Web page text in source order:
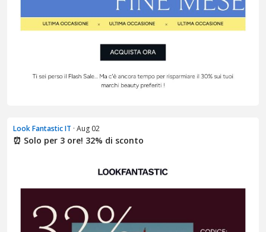
Look Fantastic IT · Aug 02
⏰ Solo per 3 ore! 32% di sconto